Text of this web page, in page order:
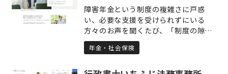
障害年金という制度の複雑さに戸惑
い、必要な支援を受けられずにいる
方々のお声を聞くたび、「制度の隙間
に取り残される人をひとりにしない」
という想いを新たにしています。障害
年金・社会保険